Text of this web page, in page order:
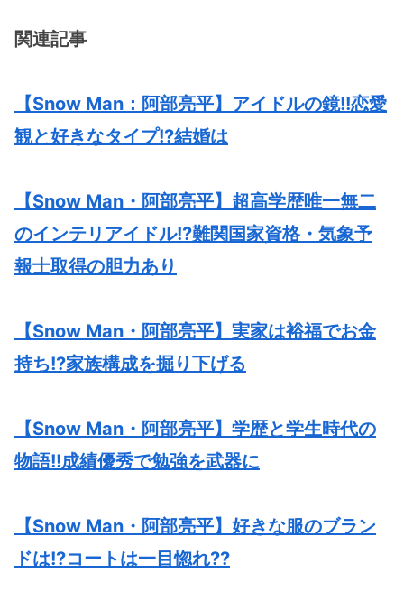
関連記事
【Snow Man：阿部亮平】アイドルの鏡!!恋愛
観と好きなタイプ!?結婚は
【Snow Man・阿部亮平】超高学歴唯一無二
のインテリアイドル!?難関国家資格・気象予
報士取得の胆力あり
【Snow Man・阿部亮平】実家は裕福でお金
持ち!?家族構成を掘り下げる
【Snow Man・阿部亮平】学歴と学生時代の
物語!!成績優秀で勉強を武器に
【Snow Man・阿部亮平】好きな服のブラン
ドは!?コートは一目惚れ??